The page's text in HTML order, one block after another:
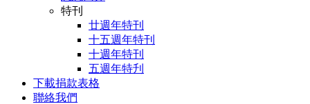
特刊
廿週年特刊
十五週年特刊
十週年特刊
五週年特刋
下載捐款表格
聯絡我們